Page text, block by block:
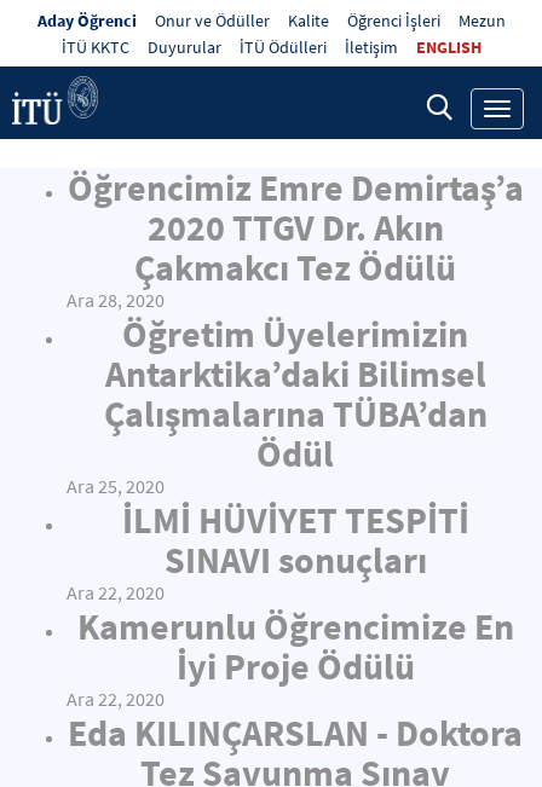
Aday Öğrenci Onur ve Ödüller Kalite Öğrenci İşleri
Mezun
İTÜ KKTC
Duyurular İTÜ Ödülleri İletişim ENGLISH
Öğrencimiz Emre Demirtaş’a
2020 TTGV Dr. Akın
Çakmakcı Tez Ödülü
Ara 28, 2020
Öğretim Üyelerimizin
Antarktika’daki Bilimsel
Çalışmalarına TÜBA’dan
Ödül
Ara 25, 2020
İLMİ HÜVİYET TESPİTİ
SINAVI sonuçları
Ara 22, 2020
Kamerunlu Öğrencimize En
İyi Proje Ödülü
Ara 22, 2020
Eda KILINÇARSLAN - Doktora
Tez Savunma Sınav